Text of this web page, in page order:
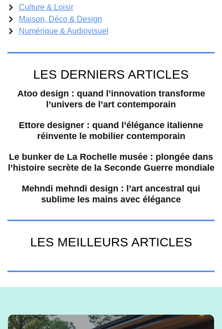
Culture & Loisir
Maison, Déco & Design
Numérique & Audiovisuel
LES DERNIERS ARTICLES
Atoo design : quand l’innovation transforme
l’univers de l’art contemporain
Ettore designer : quand l’élégance italienne
réinvente le mobilier contemporain
Le bunker de La Rochelle musée : plongée dans
l’histoire secrète de la Seconde Guerre mondiale
Mehndi mehndi design : l’art ancestral qui
sublime les mains avec élégance
LES MEILLEURS ARTICLES